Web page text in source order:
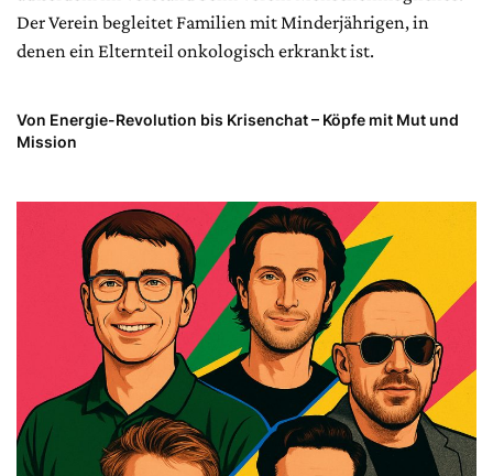
Der Verein begleitet Familien mit Minderjährigen, in
denen ein Elternteil onkologisch erkrankt ist.
Von Energie-Revolution bis Krisenchat – Köpfe mit Mut und
Mission